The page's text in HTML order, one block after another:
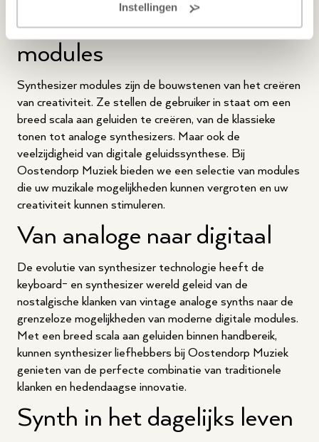
Instellingen
Creativiteit met synthesizer
modules
Synthesizer modules zijn de bouwstenen van het creëren
van creativiteit. Ze stellen de gebruiker in staat om een
breed scala aan geluiden te creëren, van de klassieke
tonen tot analoge synthesizers. Maar ook de
veelzijdigheid van digitale geluidssynthese. Bij
Oostendorp Muziek bieden we een selectie van modules
die uw muzikale mogelijkheden kunnen vergroten en uw
creativiteit kunnen stimuleren.
Van analoge naar digitaal
De evolutie van synthesizer technologie heeft de
keyboard- en synthesizer wereld geleid van de
nostalgische klanken van vintage analoge synths naar de
grenzeloze mogelijkheden van moderne digitale modules.
Met een breed scala aan geluiden binnen handbereik,
kunnen synthesizer liefhebbers bij Oostendorp Muziek
genieten van de perfecte combinatie van traditionele
klanken en hedendaagse innovatie.
Synth in het dagelijks leven